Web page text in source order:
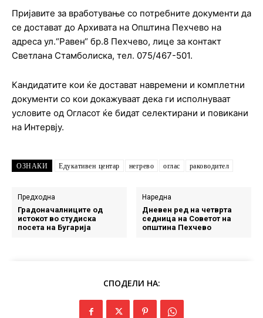
Пријавите за вработување со потребните документи да
се достават до Архивата на Општина Пехчево на
адреса ул.“Равен“ бр.8 Пехчево, лице за контакт
Светлана Стамболиска, тел. 075/467-501.
Кандидатите кои ќе достават навремени и комплетни
документи со кои докажуваат дека ги исполнуваат
условите од Огласот ќе бидат селектирани и повикани
на Интервју.
ОЗНАКИ Едукативен центар негрево оглас раководител
Предходна
Градоначалниците од
истокот во студиска
посета на Бугарија
Наредна
Дневен ред на четврта
седница на Советот на
општина Пехчево
СПОДЕЛИ НА: